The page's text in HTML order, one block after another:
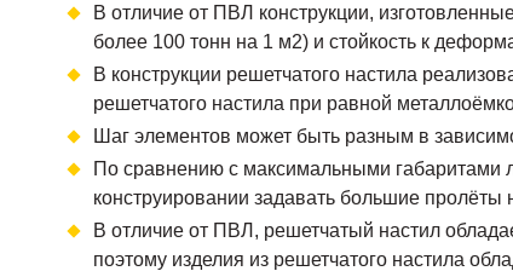
В отличие от ПВЛ конструкции,
более 100 тонн на 1 м2) и стойкость к
В конструкции решетчатого настила
решетчатого настила при равной
Шаг элементов может быть разным в
По сравнению с максимальными габаритами
конструировании задавать большие пролёты
В отличие от ПВЛ, решетчатый настил
поэтому изделия из решетчатого настила